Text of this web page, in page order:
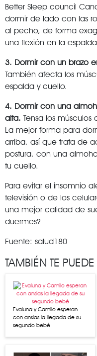
Better Sleep council
dormir de lado con las
al pecho, de forma
una flexión en la
3. Dormir con un brazo
También afecta los
espalda y cuello.
4. Dormir con una
alta. Tensa los músculos
La mejor forma para
arriba, así que trata de
postura, con una
tu cuello.
Para evitar el insomnio
televisión o de los
una mejor calidad de
duermes?
Fuente: salud180
TAMBIÉN TE
Evaluna y Camilo esperan
con ansias la llegada de su
segundo bebé